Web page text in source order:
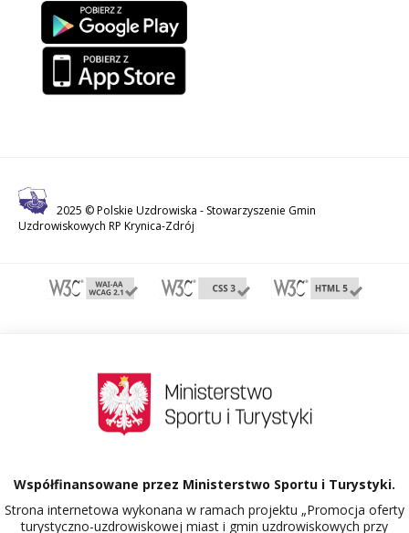
2025 © Polskie Uzdrowiska - Stowarzyszenie Gmin
Uzdrowiskowych RP Krynica-Zdrój
Współfinansowane przez Ministerstwo Sportu i Turystyki.
Strona internetowa wykonana w ramach projektu „Promocja oferty
turystyczno-uzdrowiskowej miast i gmin uzdrowiskowych przy